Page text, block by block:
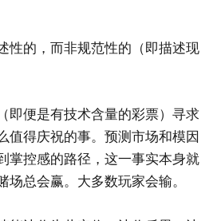
性的，而非规范性的（即描述现
即便是有技术含量的彩票）寻求
值得庆祝的事。预测市场和模因
掌控感的路径，这一事实本身就
场总会赢。大多数玩家会输。